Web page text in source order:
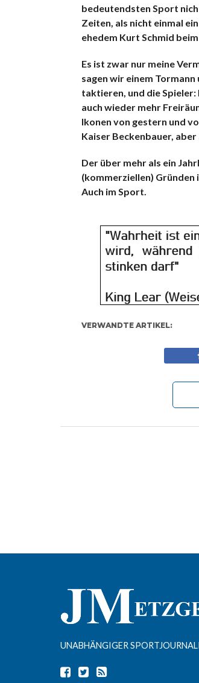
bedeutendsten Sport
Zeiten, als nicht einmal
ehedem Kurt Schmid
Es ist zwar nur meine
sagen wir einem
taktieren, und die Spieler:
auch wieder mehr
Ikonen von gestern und
Kaiser Beckenbauer,
Der über mehr als ein
(kommerziellen) Gründen
Auch im Sport.
VERWANDTE ARTIKEL:
UNABHÄNGIGER